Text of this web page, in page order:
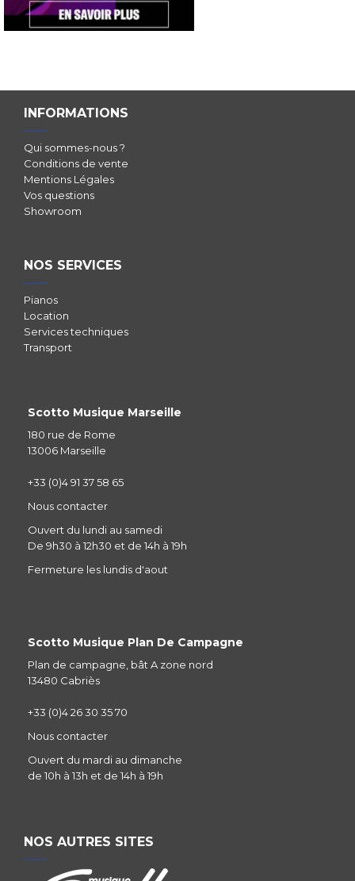
INFORMATIONS
Qui sommes-nous ?
Conditions de vente
Mentions Légales
Vos questions
Showroom
NOS SERVICES
Pianos
Location
Services techniques
Transport
Scotto Musique Marseille
180 rue de Rome
13006 Marseille
+33 (0)4 91 37 58 65
Nous contacter
Ouvert du lundi au samedi
De 9h30 à 12h30 et de 14h à 19h
Fermeture les lundis d'aout
Scotto Musique Plan De Campagne
Plan de campagne, bât A zone nord
13480 Cabriès
+33 (0)4 26 30 35 70
Nous contacter
Ouvert du mardi au dimanche
de 10h à 13h et de 14h à 19h
NOS AUTRES SITES